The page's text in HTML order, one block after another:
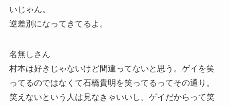
いじゃん。
逆差別になってきてるよ。
名無しさん
村本は好きじゃないけど間違ってないと思う。ゲイを笑
ってるのではなくて石橋貴明を笑ってるってその通り。
笑えないという人は見なきゃいいし。ゲイだからって笑